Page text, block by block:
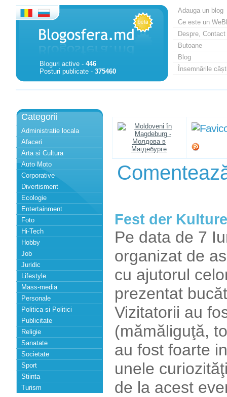
Bloguri active - 446
Posturi publicate - 375460
Adauga un blog
Ce este un
Despre, Contact
Butoane
Blog
Însemnările
Categorii
Administratie locala
Afaceri
Arta si Cultura
Auto Moto
Corporative
Divertisment
Ecologie
Entertainment
Foto
Hi-Tech
Hobby
Job
Juridic
Lifestyle
Mass-media
Personale
Politica si Politici
Publicitate
Religie
Sanatate
Societate
Sport
Stiinta
Turism
Fest der
Pe data de 7
organizat de
cu ajutorul
prezentat
Vizitatorii au
(mămăliguţă,
au fost foarte
unele
de la acest